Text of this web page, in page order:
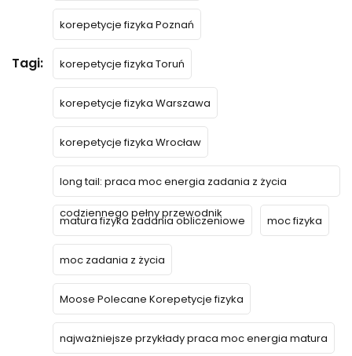
Tagi:
korepetycje fizyka Poznań
korepetycje fizyka Toruń
korepetycje fizyka Warszawa
korepetycje fizyka Wrocław
long tail: praca moc energia zadania z życia
codziennego pełny przewodnik
matura fizyka zadania obliczeniowe moc fizyka
moc zadania z życia
Moose Polecane Korepetycje fizyka
najważniejsze przykłady praca moc energia matura